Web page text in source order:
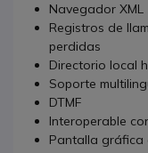
Navegador XML
Registros de
perdidas
Directorio local
Soporte
DTMF
Interoperable
Pantalla gráfica